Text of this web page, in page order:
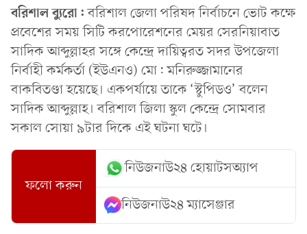
বরিশাল ব্যুরো:ব‌রিশাল জেলা প‌রিষদ নির্বাচ‌নে ভোট ক‌ক্ষে
প্রবে‌শের সময় সি‌টি কর‌পো‌রেশ‌নের মেয়র সের‌নিয়াবাত
সা‌দিক আব্দুল্লাহর সঙ্গে কে‌ন্দ্রে দা‌য়িত্বরত সদর উপ‌জেলা
নির্বাহী কর্মকর্তা (ইউএনও) মো: ম‌নিরুজ্জামানের
বাকবিতণ্ডা হ‌য়ে‌ছে। একপর্যায়ে তা‌কে ‘স্টু‌পিডও’ ব‌লেন
সাদিক আব্দুল্লাহ। ব‌রিশাল জিলা স্কুল কে‌ন্দ্রে সোমবার
সকাল সোয়া ৯টার দি‌কে এই ঘটনা ঘ‌টে।
ফলো করুন
নিউজনাউ২৪ হোয়াটসঅ্যাপ
নিউজনাউ২৪ ম্যাসেঞ্জার